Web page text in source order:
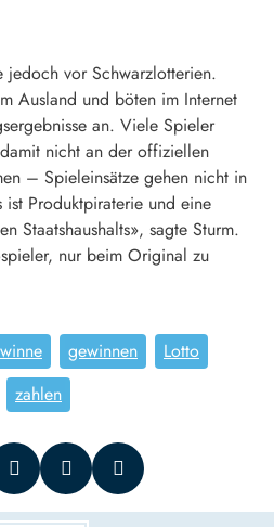
jedoch vor Schwarzlotterien.
Ausland und böten im Internet
an. Viele Spieler
nicht an der offiziellen
– Spieleinsätze gehen nicht in
ist Produktpiraterie und eine
Staatshaushalts», sagte Sturm.
nur beim Original zu
gewinnen
Lotto
zahlen